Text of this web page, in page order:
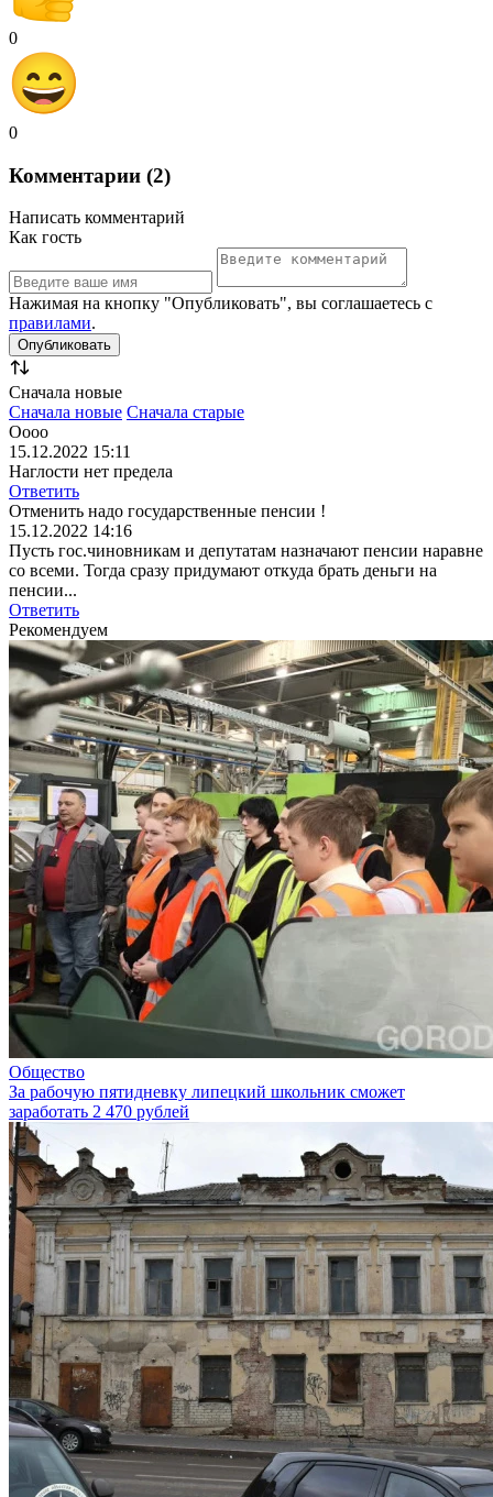
0
0
Комментарии (2)
Написать комментарий
Как гость
Нажимая на кнопку "Опубликовать", вы соглашаетесь с
правилами.
Сначала новые
Сначала новые Сначала старые
Оооо
15.12.2022 15:11
Наглости нет предела
Ответить
Отменить надо государственные пенсии !
15.12.2022 14:16
Пусть гос.чиновникам и депутатам назначают пенсии наравне
со всеми. Тогда сразу придумают откуда брать деньги на
пенсии...
Ответить
Рекомендуем
Общество
За рабочую пятидневку липецкий школьник сможет
заработать 2 470 рублей